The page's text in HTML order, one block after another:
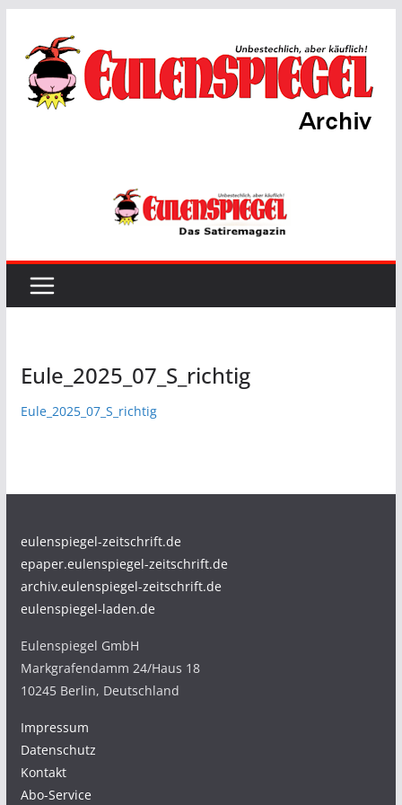
Inhalt
springen
Eule_2025_07_S_richtig
Eule_2025_07_S_richtig
eulenspiegel-zeitschrift.de
epaper.eulenspiegel-zeitschrift.de
archiv.eulenspiegel-zeitschrift.de
eulenspiegel-laden.de
Eulenspiegel GmbH
Markgrafendamm 24/Haus 18
10245 Berlin, Deutschland
Impressum
Datenschutz
Kontakt
Abo-Service